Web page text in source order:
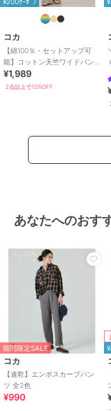
期間限定SALE
コカ
【綿100％・セットアップ可
能】コットン天竺ワイドパン
ツ 全2色
¥1,989
2点以上で10%OFF
あなたへのおす
期間限定SALE
コカ
【速乾】エンボスカーブパン
ツ 全2色
¥990